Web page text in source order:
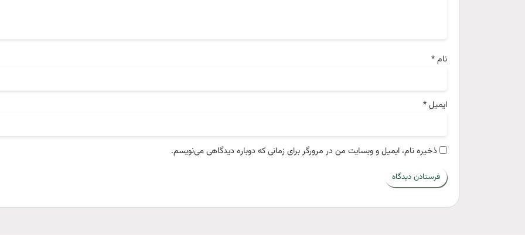
نام*
ایمیل*
ذخیره نام، ایمیل و وبسایت من در مرورگر برای زمانی که دوباره دیدگاهی می‌نویسم.